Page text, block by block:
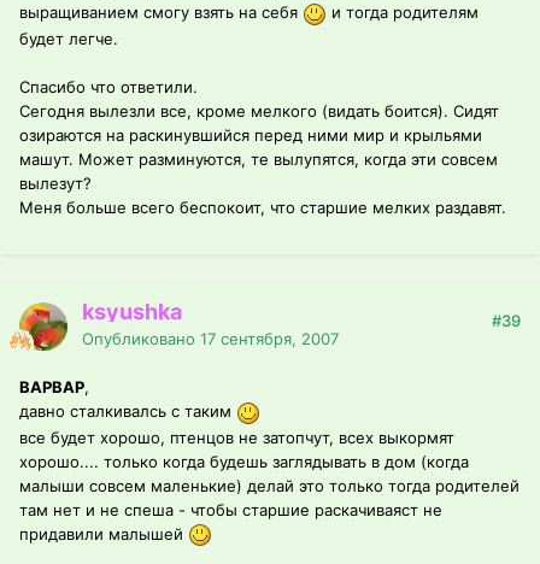
выращиванием смогу взять на себя
и тогда родителям
будет легче.
Спасибо что ответили.
Сегодня вылезли все, кроме мелкого (видать боится). Сидят
озираются на раскинувшийся перед ними мир и крыльями
машут. Может разминуются, те вылупятся, когда эти совсем
вылезут?
Меня больше всего беспокоит, что старшие мелких раздавят.
ksyushka
Опубликовано 17 сентября, 2007
#39
ВАРВАР,
давно сталкивалсь с таким
все будет хорошо, птенцов не затопчут, всех выкормят
хорошо.... только когда будешь заглядывать в дом (когда
малыши совсем маленькие) делай это только тогда родителей
там нет и не спеша - чтобы старшие раскачиваяст не
придавили малышей